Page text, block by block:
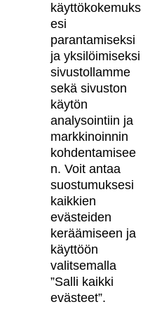
Skanska Kodit
Artikkelit
Digitaalinen
Asiakkaiden
Vastuullisuus
Tietosuojaseloste
Käyttöehdot
Evästeasetukset
Saavutettavuusseloste
Oma Skanska
käyttökokemuks
esi
parantamiseksi
ja yksilöimiseksi
sivustollamme
sekä sivuston
käytön
analysointiin ja
markkinoinnin
kohdentamisee
n. Voit antaa
suostumuksesi
kaikkien
evästeiden
keräämiseen ja
käyttöön
valitsemalla
”Salli kaikki
evästeet”.